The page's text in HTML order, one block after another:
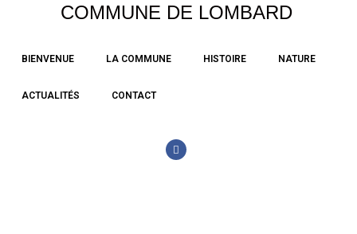
au
COMMUNE DE LOMBARD
BIENVENUE LA COMMUNE HISTOIRE NATURE
ACTUALITÉS CONTACT